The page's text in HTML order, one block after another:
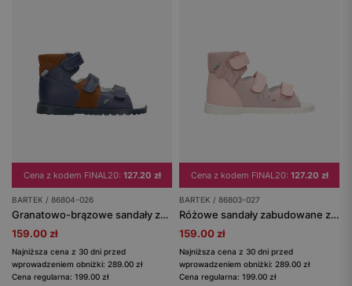
Cena z kodem FINAL20: 127.20 zł
BARTEK / 86804-026
Granatowo-brązowe sandały zabudowane BARTEK 86804-026
159.00 zł
Najniższa cena z 30 dni przed
wprowadzeniem obniżki: 289.00 zł
Cena regularna: 199.00 zł
Cena z kodem FINAL20: 127.20 zł
BARTEK / 86803-027
Różowe sandały zabudowane z kokardką BARTEK 86803-027
159.00 zł
Najniższa cena z 30 dni przed
wprowadzeniem obniżki: 289.00 zł
Cena regularna: 199.00 zł